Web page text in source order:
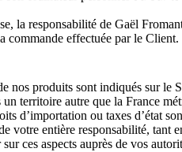
la responsabilité de Gaël
commande effectuée par le Client.
nos produits sont indiqués sur le
un territoire autre que la France
d’importation ou taxes d’état
votre entière responsabilité, tant
ces aspects auprès de vos